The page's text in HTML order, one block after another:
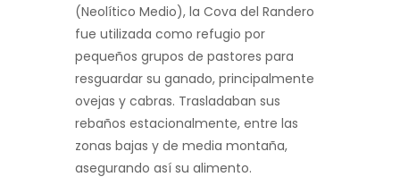
(Neolítico Medio), la Cova del Randero
fue utilizada como refugio por
pequeños grupos de pastores para
resguardar su ganado, principalmente
ovejas y cabras. Trasladaban sus
rebaños estacionalmente, entre las
zonas bajas y de media montaña,
asegurando así su alimento.